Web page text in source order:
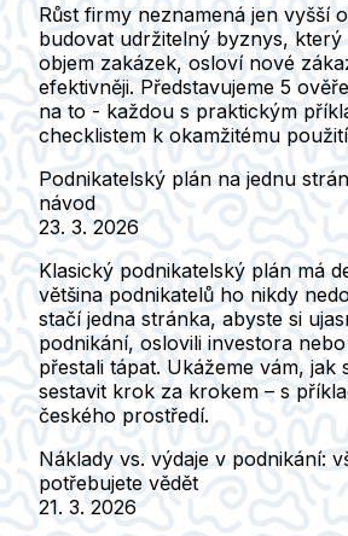
Růst firmy neznamená jen vyšší
budovat udržitelný byznys, který
objem zakázek, osloví nové
efektivněji. Představujeme 5
na to - každou s praktickým
checklistem k okamžitému
Podnikatelský plán na jednu
návod
23. 3. 2026
Klasický podnikatelský plán má
většina podnikatelů ho nikdy
stačí jedna stránka, abyste si
podnikání, oslovili investora
přestali tápat. Ukážeme vám, jak
sestavit krok za krokem – s
českého prostředí.
Náklady vs. výdaje v podnikání:
potřebujete vědět
21. 3. 2026